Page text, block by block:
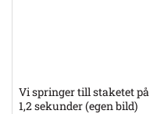
Vi springer till staketet på
1,2 sekunder (egen bild)